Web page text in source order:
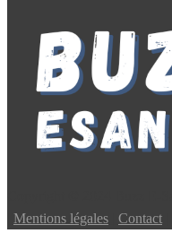
Mentions légales Contact